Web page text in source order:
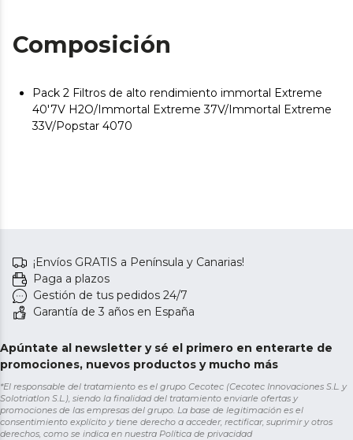
Composición
Pack 2 Filtros de alto rendimiento immortal Extreme
40'7V H2O/Immortal Extreme 37V/Immortal Extreme
33V/Popstar 4070
¡Envíos GRATIS a Península y Canarias!
Paga a plazos
Gestión de tus pedidos 24/7
Garantía de 3 años en España
Apúntate al newsletter y sé el primero en enterarte de
promociones, nuevos productos y mucho más
*El responsable del tratamiento es el grupo Cecotec (Cecotec Innovaciones S.L. y
Solotriatlon S.L.), siendo la finalidad del tratamiento enviarle ofertas y
promociones de las empresas del grupo. La base de legitimación es el
consentimiento explícito y tiene derecho a acceder, rectificar, suprimir y otros
derechos, como se indica en nuestra Política de privacidad